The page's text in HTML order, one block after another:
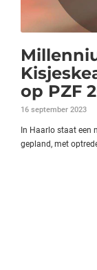
op PZF
16 september 2023
In Haarlo staat een
gepland, met